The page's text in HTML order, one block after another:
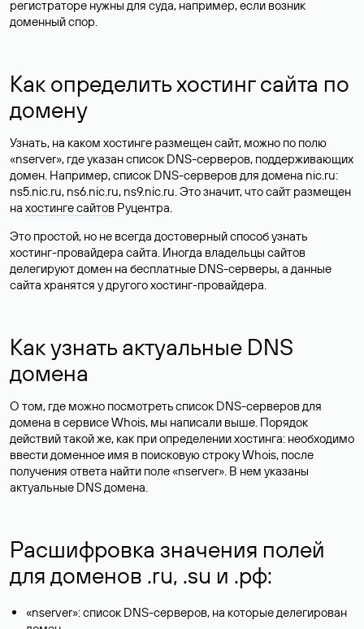
регистраторе нужны для суда, например, если возник
доменный спор.
Как определить хостинг сайта по
домену
Узнать, на каком хостинге размещен сайт, можно по полю
«nserver», где указан список DNS-серверов, поддерживающих
домен. Например, список DNS-серверов для домена nic.ru:
ns5.nic.ru, ns6.nic.ru, ns9.nic.ru. Это значит, что сайт размещен
на хостинге сайтов Руцентра.
Это простой, но не всегда достоверный способ узнать
хостинг-провайдера сайта. Иногда владельцы сайтов
делегируют домен на бесплатные DNS-серверы, а данные
сайта хранятся у другого хостинг-провайдера.
Как узнать актуальные DNS
домена
О том, где можно посмотреть список DNS-серверов для
домена в сервисе Whois, мы написали выше. Порядок
действий такой же, как при определении хостинга: необходимо
ввести доменное имя в поисковую строку Whois, после
получения ответа найти поле «nserver». В нем указаны
актуальные DNS домена.
Расшифровка значения полей
для доменов .ru, .su и .рф:
«nserver»: список DNS-серверов, на которые делегирован